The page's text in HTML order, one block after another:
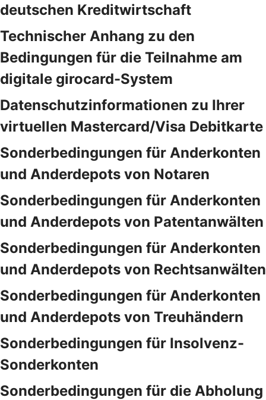
deutschen Kreditwirtschaft
Technischer Anhang zu den
Bedingungen für die Teilnahme am
digitale girocard-System
Datenschutzinformationen zu Ihrer
virtuellen Mastercard/Visa Debitkarte
Sonderbedingungen für Anderkonten
und Anderdepots von Notaren
Sonderbedingungen für Anderkonten
und Anderdepots von Patentanwälten
Sonderbedingungen für Anderkonten
und Anderdepots von Rechtsanwälten
Sonderbedingungen für Anderkonten
und Anderdepots von Treuhändern
Sonderbedingungen für Insolvenz-
Sonderkonten
Sonderbedingungen für die Abholung